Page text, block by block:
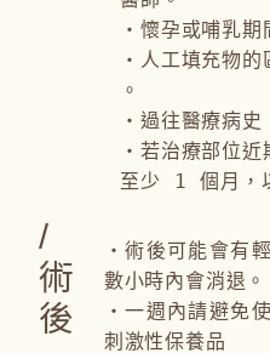
・懷孕或哺乳
・人工填充物
。
・過往醫療病
・若治療部位
至少 1 個月，
/
術
後
・術後可能會有
數小時內會消退。
・一週內請避免
刺激性保養品